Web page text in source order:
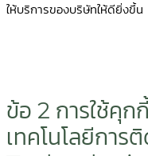
ให้บริการของบริษัทให้ดียิ่งขึ้น
ข้อ 2 การใช้คุ
เทคโนโลยีการ